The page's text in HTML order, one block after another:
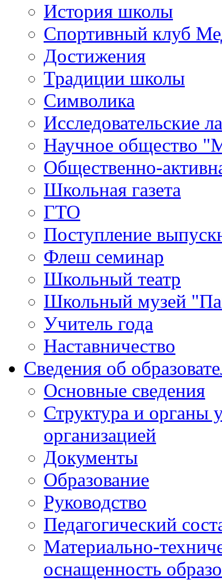
История школы
Спортивный клуб
Достижения
Традиции школы
Символика
Исследовательские
Научное общество
Общественно-
Школьная газета
ГТО
Поступление
Флеш семинар
Школьный театр
Школьный музей
Учитель года
Наставничество
Сведения об
Основные сведения
Структура и органы
организацией
Документы
Образование
Руководство
Педагогический
Материально-
оснащенность